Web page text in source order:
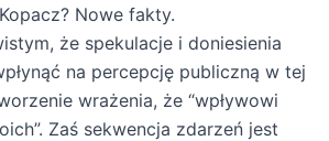
Nowe fakty.
że spekulacje i doniesienia
na percepcję publiczną w tej
wrażenia, że “wpływowi
Zaś sekwencja zdarzeń jest